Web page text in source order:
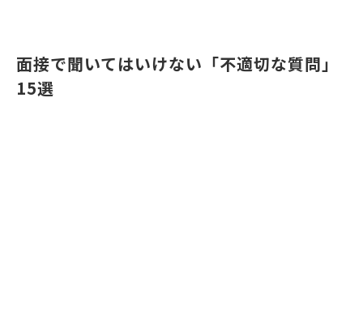
面接で聞いてはいけない「不適切な質問」
15選